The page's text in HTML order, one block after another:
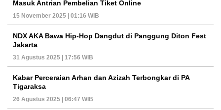
Masuk Antrian Pembelian Tiket Online
15 November 2025 | 01:16 WIB
NDX AKA Bawa Hip-Hop Dangdut di Panggung Diton Fest
Jakarta
31 Agustus 2025 | 17:56 WIB
Kabar Perceraian Arhan dan Azizah Terbongkar di PA
Tigaraksa
26 Agustus 2025 | 06:47 WIB